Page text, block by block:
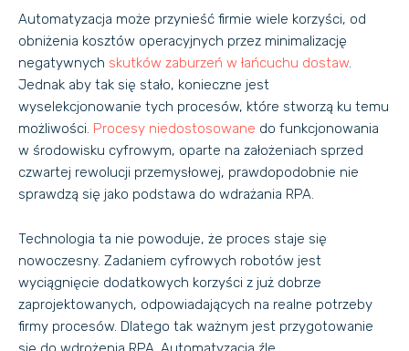
Automatyzacja może przynieść firmie wiele korzyści, od
obniżenia kosztów operacyjnych przez minimalizację
negatywnych skutków zaburzeń w łańcuchu dostaw
Jednak aby tak się stało, konieczne jest
wyselekcjonowanie tych procesów, które stworzą ku temu
możliwości. Procesy niedostosowane do funkcjonowania
w środowisku cyfrowym, oparte na założeniach sprzed
czwartej rewolucji przemysłowej, prawdopodobnie nie
sprawdzą się jako podstawa do wdrażania RPA.
Technologia ta nie powoduje, że proces staje się
nowoczesny. Zadaniem cyfrowych robotów jest
wyciągnięcie dodatkowych korzyści z już dobrze
zaprojektowanych, odpowiadających na realne potrzeby
firmy procesów. Dlatego tak ważnym jest przygotowanie